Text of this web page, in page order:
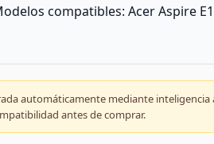
compatibles: Acer Aspire
automáticamente mediante inteligencia
antes de comprar.